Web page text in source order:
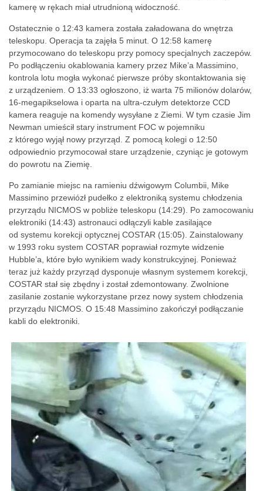
kamerę w rękach miał utrudnioną widoczność.
Ostatecznie o 12:43 kamera została załadowana do wnętrza
teleskopu. Operacja ta zajęła 5 minut. O 12:58 kamerę
przymocowano do teleskopu przy pomocy specjalnych zaczepów.
Po podłączeniu okablowania kamery przez Mike’a Massimino,
kontrola lotu mogła wykonać pierwsze próby skontaktowania się
z urządzeniem. O 13:33 ogłoszono, iż warta 75 milionów dolarów,
16-megapikselowa i oparta na ultra-czułym detektorze CCD
kamera reaguje na komendy wysyłane z Ziemi. W tym czasie Jim
Newman umieścił stary instrument FOC w pojemniku
z którego wyjął nowy przyrząd. Z pomocą kolegi o 12:50
odpowiednio przymocował stare urządzenie, czyniąc je gotowym
do powrotu na Ziemię.
Po zamianie miejsc na ramieniu dźwigowym Columbii, Mike
Massimino przewiózł pudełko z elektroniką systemu chłodzenia
przyrządu NICMOS w pobliże teleskopu (14:29). Po zamocowaniu
elektroniki (14:43) astronauci odłączyli kable zasilające
od systemu korekcji optycznej COSTAR (15:05). Zainstalowany
w 1993 roku system COSTAR poprawiał rozmyte widzenie
Hubble’a, które było wynikiem wady konstrukcyjnej. Ponieważ
teraz już każdy przyrząd dysponuje własnym systemem korekcji,
COSTAR stał się zbędny i został zdemontowany. Zwolnione
zasilanie zostanie wykorzystane przez nowy system chłodzenia
przyrządu NICMOS. O 15:48 Massimino zakończył podłączanie
kabli do elektroniki.